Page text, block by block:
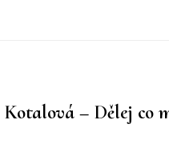
– Dělej co